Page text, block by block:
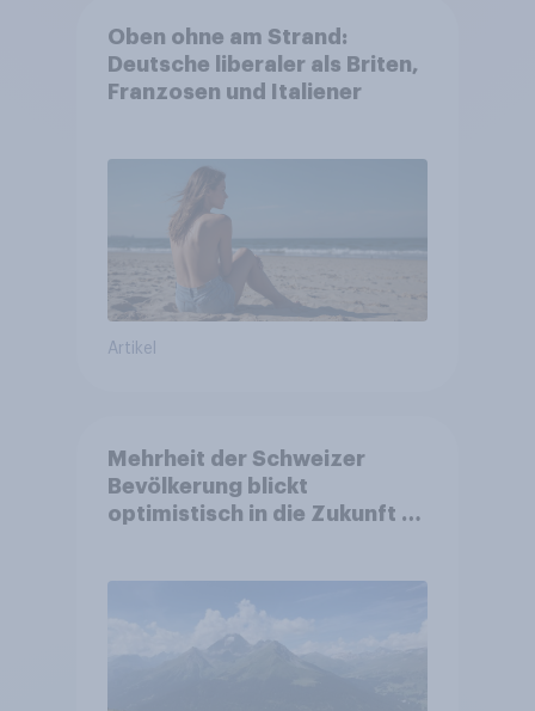
Oben ohne am Strand:
Deutsche liberaler als Briten,
Franzosen und Italiener
Artikel
Mehrheit der Schweizer
Bevölkerung blickt
optimistisch in die Zukunft –
Altersvorsorge